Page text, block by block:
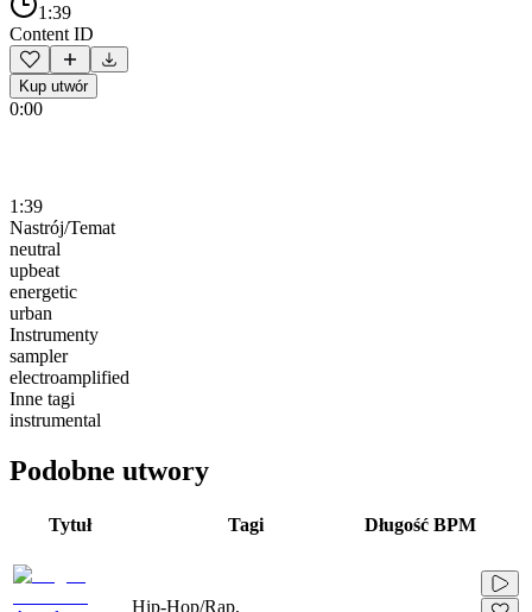
1:39
Content ID
Kup utwór
0:00
1:39
Nastrój/Temat
neutral
upbeat
energetic
urban
Instrumenty
sampler
electroamplified
Inne tagi
instrumental
Podobne utwory
Tytuł Tagi Długość BPM
Hip-Hop/Rap,